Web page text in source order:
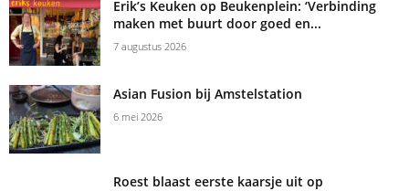
Erik’s Keuken op Beukenplein: ‘Verbinding
maken met buurt door goed en...
7 augustus 2026
Asian Fusion bij Amstelstation
6 mei 2026
Roest blaast eerste kaarsje uit op